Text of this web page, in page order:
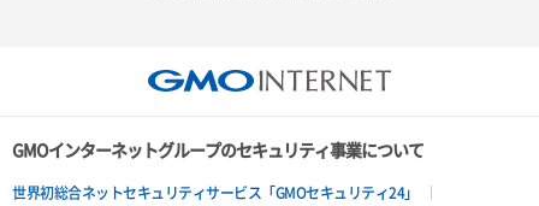
GMOインターネットグループのセキュリティ事業について
世界初総合ネットセキュリティサービス「GMOセキュリティ24」